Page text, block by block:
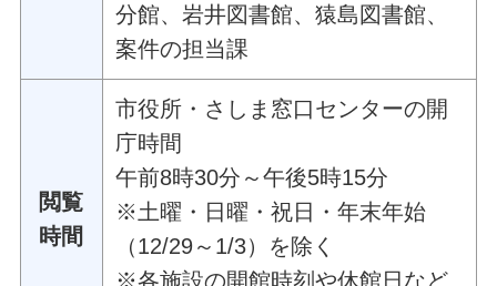
分館、岩井図書館、猿島図書館、
案件の担当課
閲覧
時間
市役所・さしま窓口センターの開
庁時間
午前8時30分～午後5時15分
※土曜・日曜・祝日・年末年始
（12/29～1/3）を除く
※各施設の開館時刻や休館日など